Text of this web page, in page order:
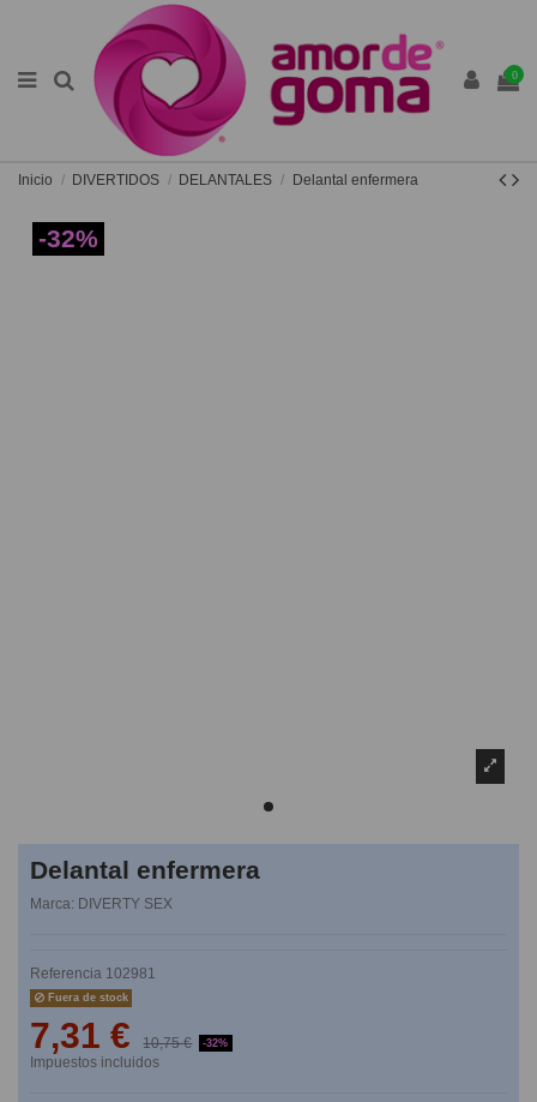
0
Inicio DIVERTIDOS DELANTALES Delantal enfermera
-32%
Delantal enfermera
Marca: DIVERTY SEX
Referencia 102981
Fuera de stock
7,31 € 10,75 € -32%
Impuestos incluidos